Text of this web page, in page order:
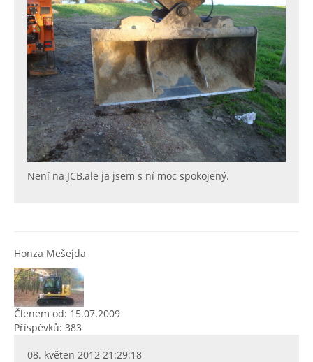
Není na JCB,ale ja jsem s ní moc spokojený.
Honza Mešejda
Členem od: 15.07.2009
Příspěvků: 383
08. květen 2012 21:29:18